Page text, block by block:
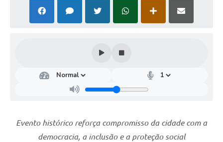
Evento histórico reforça compromisso da cidade com a
democracia, a inclusão e a proteção social